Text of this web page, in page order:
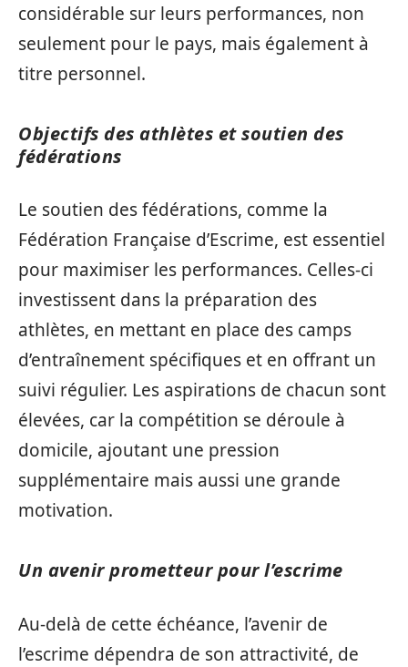
considérable sur leurs performances, non
seulement pour le pays, mais également à
titre personnel.
Objectifs des athlètes et soutien des
fédérations
Le soutien des fédérations, comme la
Fédération Française d’Escrime, est essentiel
pour maximiser les performances. Celles-ci
investissent dans la préparation des
athlètes, en mettant en place des camps
d’entraînement spécifiques et en offrant un
suivi régulier. Les aspirations de chacun sont
élevées, car la compétition se déroule à
domicile, ajoutant une pression
supplémentaire mais aussi une grande
motivation.
Un avenir prometteur pour l’escrime
Au-delà de cette échéance, l’avenir de
l’escrime dépendra de son attractivité, de